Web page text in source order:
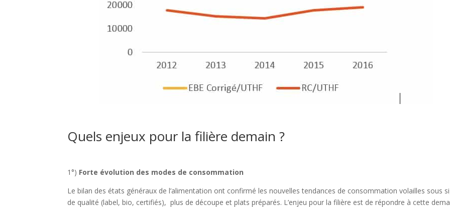
Quels enjeux pour la filière demain ?
1°) Forte évolution des modes de consommation
Le bilan des états généraux de l’alimentation ont confirmé les nouvelles tendances de consommation volailles sous
de qualité (label, bio, certifiés), plus de découpe et plats préparés. L’enjeu pour la filière est de répondre à cette